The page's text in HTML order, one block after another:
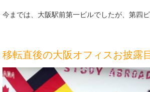
今までは、大阪駅前第一ビルでしたが、第四
移転直後の大阪オフィスお披露